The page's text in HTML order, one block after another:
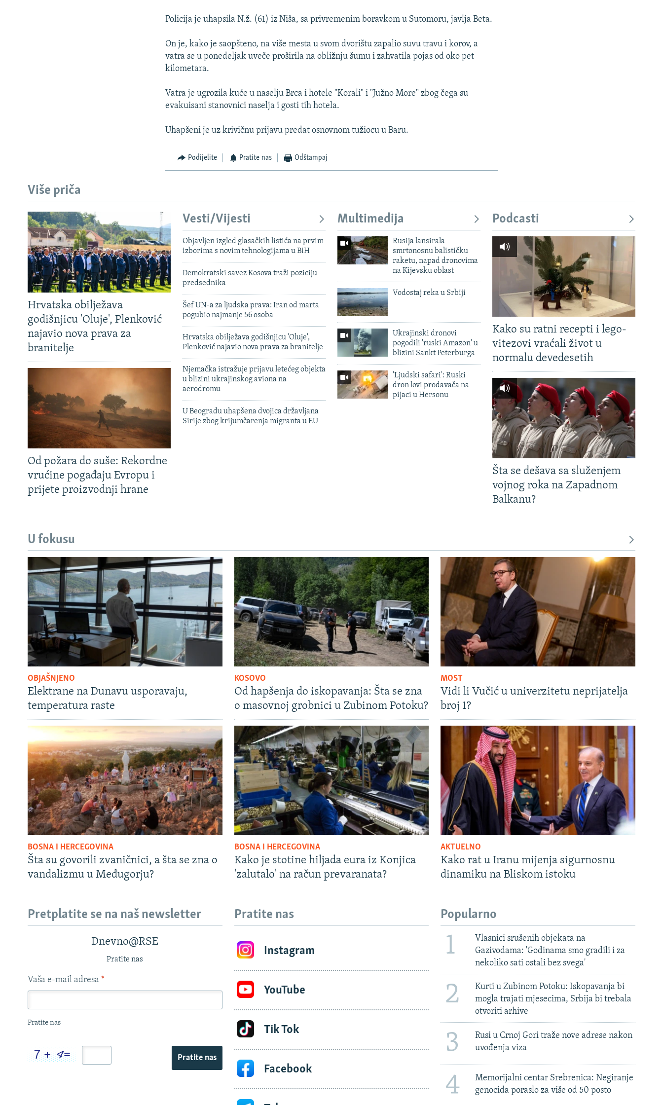
NASTANAK I RASPAD JUGOSLAVIJE
Policija je uhapsila N.ž. (61) iz Niša, sa privremenim boravkom u Sutomoru, javlja Beta.
On je, kako je saopšteno, na više mesta u svom dvorištu zapalio suvu travu i korov, a
vatra se u ponedeljak uveče proširila na obližnju šumu i zahvatila pojas od oko pet
kilometara.
Vatra je ugrozila kuće u naselju Brca i hotele "Korali" i "Južno More" zbog čega su
evakuisani stanovnici naselja i gosti tih hotela.
Uhapšeni je uz krivičnu prijavu predat osnovnom tužiocu u Baru.
Podijelite Pratite nas Odštampaj
Više priča
Hrvatska obilježava
godišnjicu 'Oluje', Plenković
najavio nova prava za
branitelje
Od požara do suše: Rekordne
vrućine pogađaju Evropu i
prijete proizvodnji hrane
Vesti/Vijesti
Objavljen izgled glasačkih listića na prvim
izborima s novim tehnologijama u BiH
Demokratski savez Kosova traži poziciju
predsednika
Šef UN-a za ljudska prava: Iran od marta
pogubio najmanje 56 osoba
Hrvatska obilježava godišnjicu 'Oluje',
Plenković najavio nova prava za branitelje
Njemačka istražuje prijavu letećeg objekta
u blizini ukrajinskog aviona na
aerodromu
U Beogradu uhapšena dvojica državljana
Sirije zbog krijumčarenja migranta u EU
Multimedija
Rusija lansirala
smrtonosnu balističku
raketu, napad dronovima
na Kijevsku oblast
Vodostaj reka u Srbiji
Ukrajinski dronovi
pogodili 'ruski Amazon' u
blizini Sankt Peterburga
'Ljudski safari': Ruski
dron lovi prodavača na
pijaci u Hersonu
Podcasti
Kako su ratni recepti i lego-
vitezovi vraćali život u
normalu devedesetih
Šta se dešava sa služenjem
vojnog roka na Zapadnom
Balkanu?
U fokusu
OBJAŠNJENO
Elektrane na Dunavu usporavaju,
temperatura raste
KOSOVO
Od hapšenja do iskopavanja: Šta se zna
o masovnoj grobnici u Zubinom Potoku?
MOST
Vidi li Vučić u univerzitetu neprijatelja
broj 1?
BOSNA I HERCEGOVINA
Šta su govorili zvaničnici, a šta se zna o
vandalizmu u Međugorju?
BOSNA I HERCEGOVINA
Kako je stotine hiljada eura iz Konjica
'zalutalo' na račun prevaranata?
AKTUELNO
Kako rat u Iranu mijenja sigurnosnu
dinamiku na Bliskom istoku
Pretplatite se na naš newsletter
Dnevno@RSE
Pratite nas
Vaša e-mail adresa *
Pratite nas
Pratite nas
Pratite nas
Instagram
YouTube
Tik Tok
Facebook
Popularno
1
Vlasnici srušenih objekata na
Gazivodama: 'Godinama smo gradili i za
nekoliko sati ostali bez svega'
2
Kurti u Zubinom Potoku: Iskopavanja bi
mogla trajati mjesecima, Srbija bi trebala
otvoriti arhive
3
Rusi u Crnoj Gori traže nove adrese nakon
uvođenja viza
4
Memorijalni centar Srebrenica: Negiranje
genocida poraslo za više od 50 posto